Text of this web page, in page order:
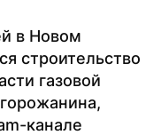
в Новом
строительство
газовой
канале